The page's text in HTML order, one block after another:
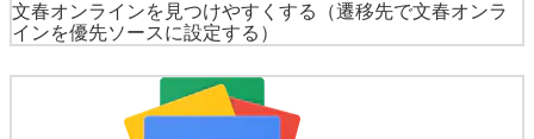
文春オンラインを見つけやすくする
（遷移先で文春オンラ
インを優先ソースに設定する）